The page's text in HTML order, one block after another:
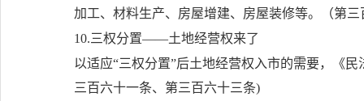
加工、材料生产、房屋增建、房屋装修等。（第三
10.三权分置——土地经营权来了
以适应“三权分置”后土地经营权入市的需要，《
三百六十一条、第三百六十三条)